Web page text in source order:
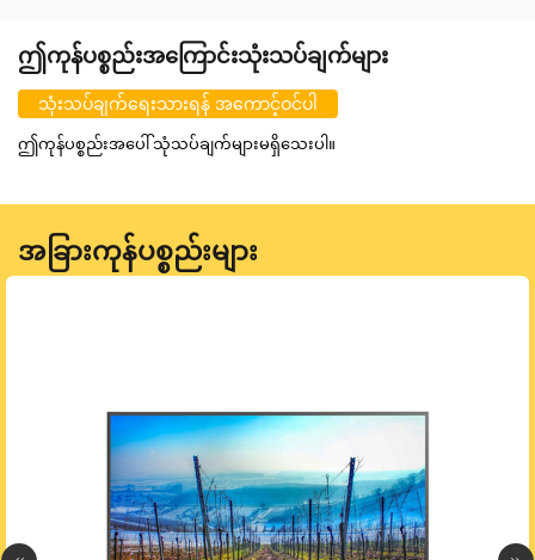
ဤကုန်ပစ္စည်းအကြောင်းသုံးသပ်ချက်များ
သုံးသပ်ချက်ရေးသားရန် အကောင့်ဝင်ပါ
ဤကုန်ပစ္စည်းအပေါ် သုံသပ်ချက်များမရှိသေးပါ။
အခြားကုန်ပစ္စည်းများ